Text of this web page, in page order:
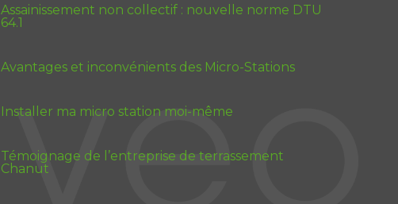
Assainissement non collectif : nouvelle norme DTU
64.1
Avantages et inconvénients des Micro-Stations
Installer ma micro station moi-même
Témoignage de l’entreprise de terrassement
Chanut